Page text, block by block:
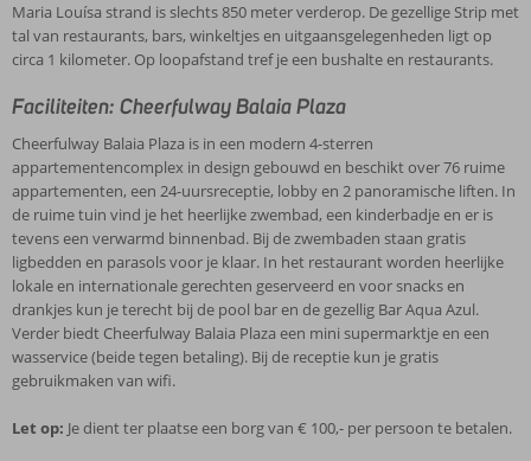
Maria Louísa strand is slechts 850 meter verderop. De gezellige Strip met
tal van restaurants, bars, winkeltjes en uitgaansgelegenheden ligt op
circa 1 kilometer. Op loopafstand tref je een bushalte en restaurants.
Faciliteiten: Cheerfulway Balaia Plaza
Cheerfulway Balaia Plaza is in een modern 4-sterren
appartementencomplex in design gebouwd en beschikt over 76 ruime
appartementen, een 24-uursreceptie, lobby en 2 panoramische liften. In
de ruime tuin vind je het heerlijke zwembad, een kinderbadje en er is
tevens een verwarmd binnenbad. Bij de zwembaden staan gratis
ligbedden en parasols voor je klaar. In het restaurant worden heerlijke
lokale en internationale gerechten geserveerd en voor snacks en
drankjes kun je terecht bij de pool bar en de gezellig Bar Aqua Azul.
Verder biedt Cheerfulway Balaia Plaza een mini supermarktje en een
wasservice (beide tegen betaling). Bij de receptie kun je gratis
gebruikmaken van wifi.
Let op: Je dient ter plaatse een borg van € 100,- per persoon te betalen.